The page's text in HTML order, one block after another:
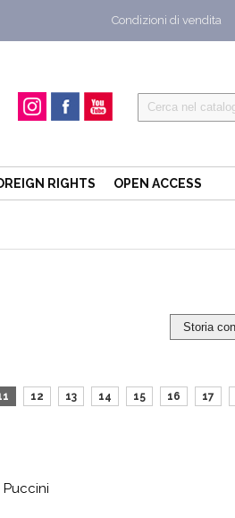
Condizioni di vendita
RIGHTS OPEN ACCESS
12 13 14 15 16 17